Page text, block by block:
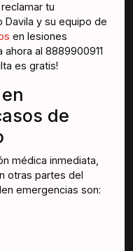
tu
Davila y su equipo de
en lesiones
al 8889900911
es gratis!
de
médica inmediata,
otras partes del
emergencias son: